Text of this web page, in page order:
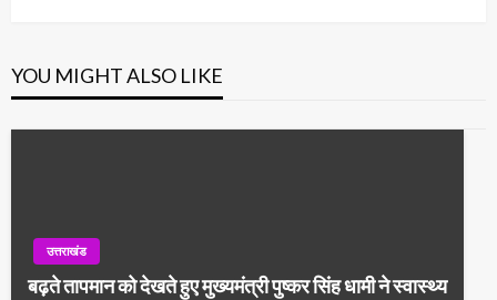
YOU MIGHT ALSO LIKE
उत्तराखंड
बढ़ते तापमान को देखते हुए मुख्यमंत्री पुष्कर सिंह धामी ने स्वास्थ्य